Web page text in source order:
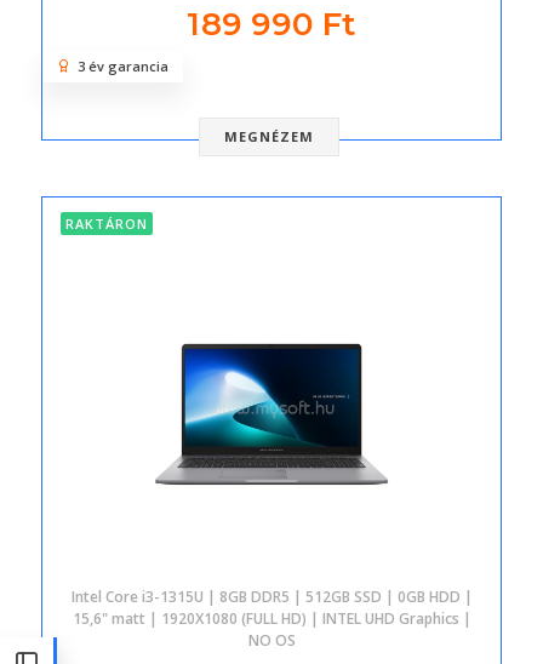
189 990 Ft
MEGNÉZEM
3 év garancia
RAKTÁRON
Intel Core i3-1315U | 8GB DDR5 | 512GB SSD | 0GB HDD |
15,6" matt | 1920X1080 (FULL HD) | INTEL UHD Graphics |
NO OS